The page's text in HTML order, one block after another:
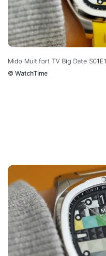
Mido Multifort TV Big Date S01E1
© WatchTime